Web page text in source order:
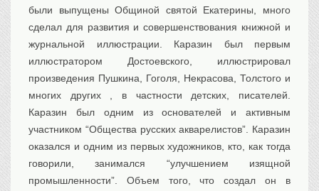
были выпущены Общиной святой Екатерины, много
сделал для развития и совершенствования книжной и
журнальной иллюстрации. Каразин был первым
иллюстратором Достоевского, иллюстрировал
произведения Пушкина, Гоголя, Некрасова, Толстого и
многих других , в частности детских, писателей.
Каразин был одним из основателей и активным
участником “Общества русских акварелистов”. Каразин
оказался и одним из первых художников, кто, как тогда
говорили, занимался “улучшением изящной
промышленности”. Объем того, что создал он в